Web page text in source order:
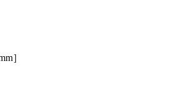
］